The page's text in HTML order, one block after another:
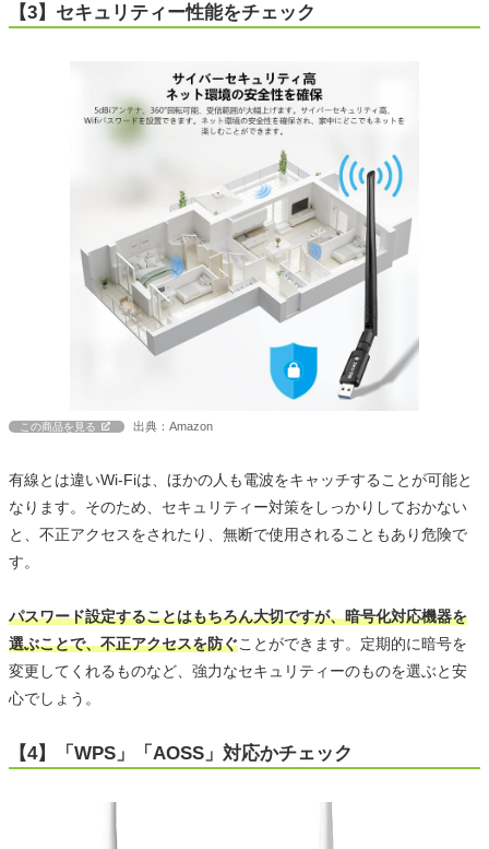
【3】セキュリティー性能をチェック
この商品を見る 出典：Amazon
有線とは違いWi-Fiは、ほかの人も電波をキャッチすることが可能と
なります。そのため、セキュリティー対策をしっかりしておかない
と、不正アクセスをされたり、無断で使用されることもあり危険で
す。
パスワード設定することはもちろん大切ですが、暗号化対応機器を
選ぶことで、不正アクセスを防ぐことができます。定期的に暗号を
変更してくれるものなど、強力なセキュリティーのものを選ぶと安
心でしょう。
【4】「WPS」「AOSS」対応かチェック